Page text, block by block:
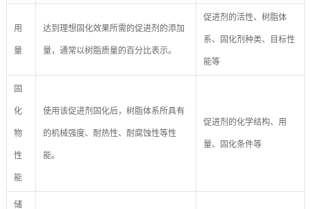
用
量
达到理想固化效果所需的促进剂的添加
量，通常以树脂质量的百分比表示。
促进剂的活性、树脂体
系、固化剂种类、目标性
能等
固
化
物
性
能
使用该促进剂固化后，树脂体系所具有
的机械强度、耐热性、耐腐蚀性等性
能。
促进剂的化学结构、用
量、固化条件等
储